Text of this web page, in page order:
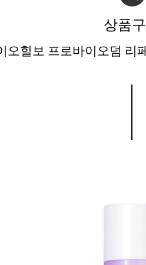
상품
오힐보 프로바이오덤 리